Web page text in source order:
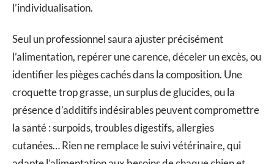
l’individualisation.
Seul un professionnel saura ajuster précisément
l’alimentation, repérer une carence, déceler un excès, ou
identifier les pièges cachés dans la composition. Une
croquette trop grasse, un surplus de glucides, ou la
présence d’additifs indésirables peuvent compromettre
la santé : surpoids, troubles digestifs, allergies
cutanées… Rien ne remplace le suivi vétérinaire, qui